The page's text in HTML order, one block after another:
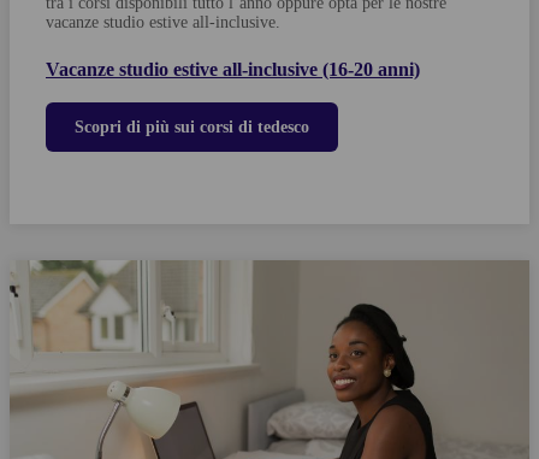
vacanze studio estive all-inclusive.
Vacanze studio estive all-inclusive (16-20 anni)
Scopri di più sui corsi di tedesco